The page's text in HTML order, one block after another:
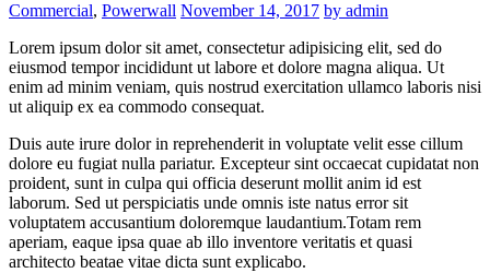
Commercial, Powerwall November 14, 2017 by admin
Lorem ipsum dolor sit amet, consectetur adipisicing elit, sed do
eiusmod tempor incididunt ut labore et dolore magna aliqua. Ut
enim ad minim veniam, quis nostrud exercitation ullamco laboris nisi
ut aliquip ex ea commodo consequat.
Duis aute irure dolor in reprehenderit in voluptate velit esse cillum
dolore eu fugiat nulla pariatur. Excepteur sint occaecat cupidatat non
proident, sunt in culpa qui officia deserunt mollit anim id est
laborum. Sed ut perspiciatis unde omnis iste natus error sit
voluptatem accusantium doloremque laudantium.Totam rem
aperiam, eaque ipsa quae ab illo inventore veritatis et quasi
architecto beatae vitae dicta sunt explicabo.